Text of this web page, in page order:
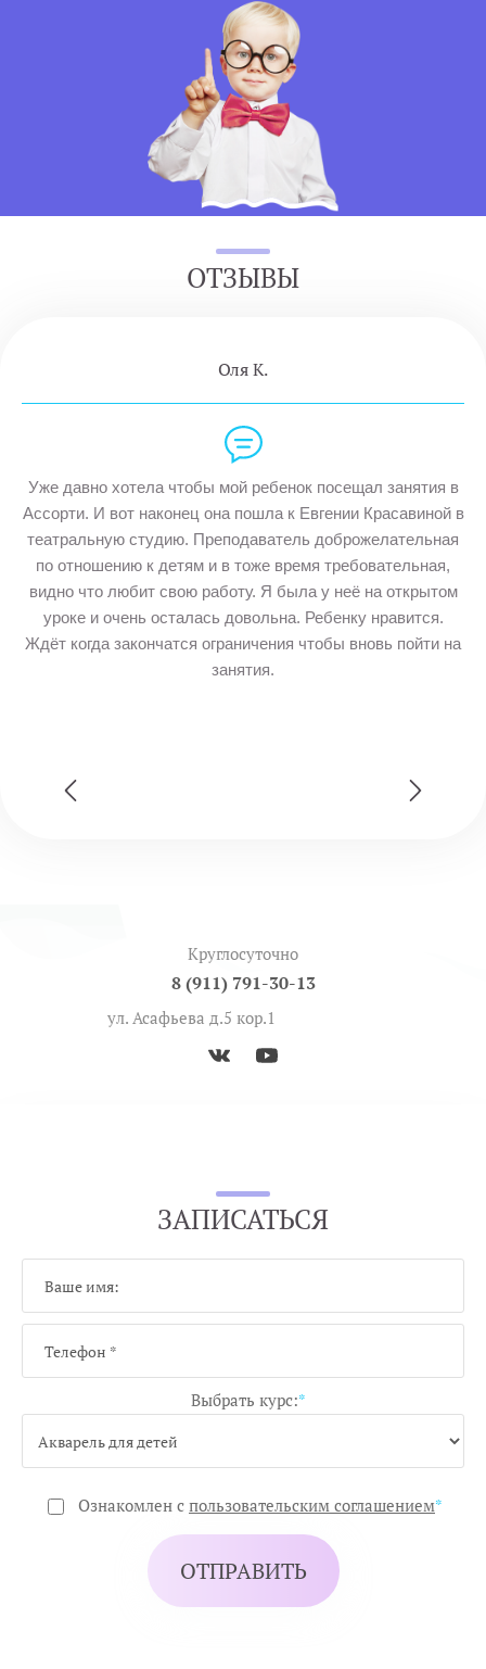
ОТЗЫВЫ
Оля К.
Уже давно хотела чтобы мой ребенок посещал занятия в
Ассорти. И вот наконец она пошла к Евгении Красавиной в
театральную студию. Преподаватель доброжелательная
по отношению к детям и в тоже время требовательная,
видно что любит свою работу. Я была у неё на открытом
уроке и очень осталась довольна. Ребенку нравится.
Ждёт когда закончатся ограничения чтобы вновь пойти на
занятия.
Круглосуточно
8 (911) 791-30-13
ул. Асафьева д.5 кор.1
ЗАПИСАТЬСЯ
Выбрать курс:*
Ознакомлен с пользовательским соглашением*
ОТПРАВИТЬ